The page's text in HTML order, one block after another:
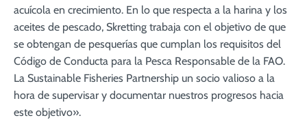
acuícola en crecimiento. En lo que respecta a la harina y los
aceites de pescado, Skretting trabaja con el objetivo de que
se obtengan de pesquerías que cumplan los requisitos del
Código de Conducta para la Pesca Responsable de la FAO.
La Sustainable Fisheries Partnership un socio valioso a la
hora de supervisar y documentar nuestros progresos hacia
este objetivo».